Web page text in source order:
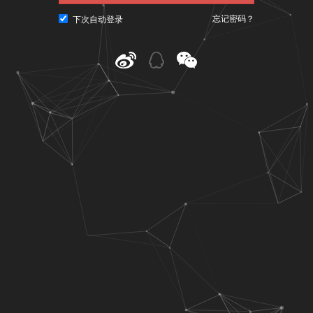
下次自动登录 忘记密码？
@ CNU视觉联盟（www.cnu.cc）